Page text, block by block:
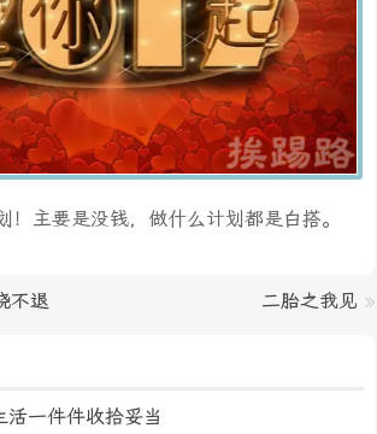
主要是没钱，做什么计划都是白搭。
不退 二胎之我见 »
活一件件收拾妥当